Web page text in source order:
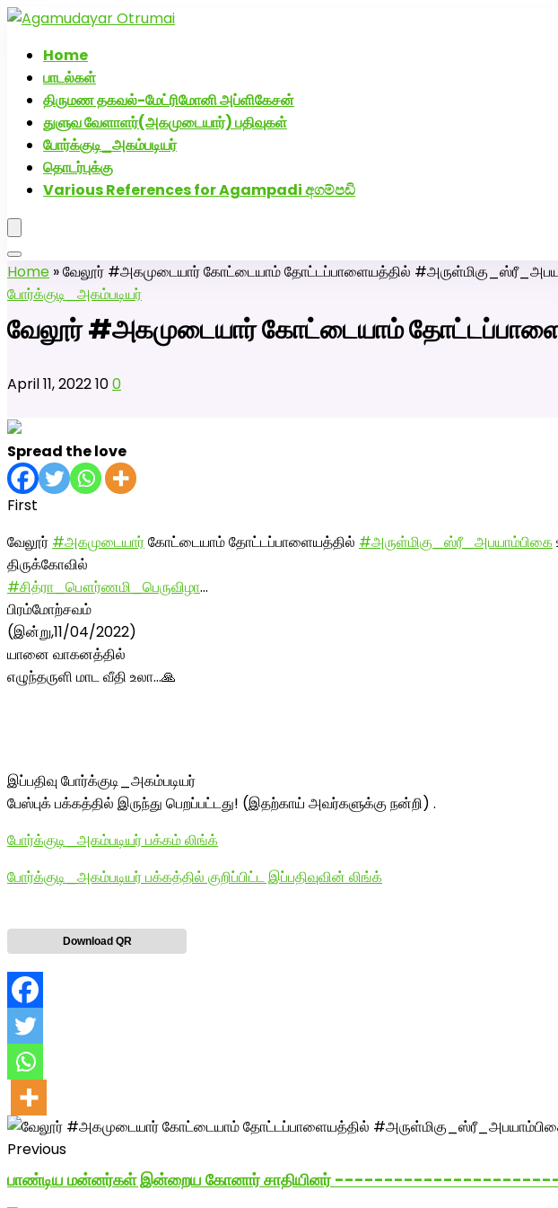
Home
பாடல்கள்
திருமண தகவல்-மேட்ரிமோனி அப்ளிகேசன்
துளுவ வேளாளர்(அகமுடையார்) பதிவுகள்
போர்க்குடி_அகம்படியர்
தொடர்புக்கு
Various References for Agampadi අගම්පඩි
Home »வேலூர் #அகமுடையார் கோட்டையாம் தோட்டப்பாளையத்தில்
போர்க்குடி_அகம்படியர்
வேலூர் #அகமுடையார் கோட்டையாம்
April 11, 2022100
Spread the love
First
வேலூர் #அகமுடையார்கோட்டையாம் தோட்டப்பாளையத்தில் #அருள்மிகு_ஸ்ரீ_அபயாம்பிகை
திருக்கோவில்
#சித்ரா_பௌர்ணமி_பெருவிழா…
பிரம்மோற்சவம்
(இன்று,11/04/2022)
யானை வாகனத்தில்
எழுந்தருளி மாட வீதி உலா…🙏
இப்பதிவு போர்க்குடி_அகம்படியர்
பேஸ்புக் பக்கத்தில் இருந்து பெறப்பட்டது! (இதற்காய் அவர்களுக்கு நன்றி) .
போர்க்குடி_அகம்படியர் பக்கம் லிங்க்
போர்க்குடி_அகம்படியர் பக்கத்தில் குறிப்பிட்ட இப்பதிவுவின் லிங்க்
Download QR
Previous
பாண்டிய மன்னர்கள் இன்றைய கோனார் சாதியினர்
அகமுடையார் திருமண வரன்களுக்கு அகமுடையார்மேட்ரி-பெண் வீட்டாருக்கு